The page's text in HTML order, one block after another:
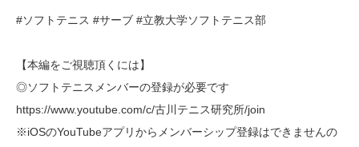
#ソフトテニス #サーブ #立教大学ソフトテニス部
【本編をご視聴頂くには】
◎ソフトテニスメンバーの登録が必要です
https://www.youtube.com/c/古川テニス研究所/join
※iOSのYouTubeアプリからメンバーシップ登録はできませんの